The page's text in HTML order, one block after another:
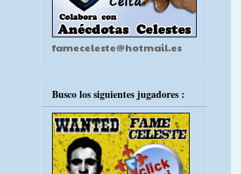
fameceleste@hotmail.es
Busco los siguientes jugadores :